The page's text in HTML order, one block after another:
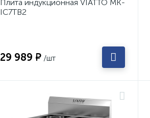
Плита индукционная VIATTO MK-
IC7TB2
29 989 ₽ /шт